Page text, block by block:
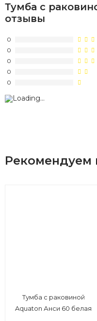
Тумба с
отзывы
0
0
0
0
0
Рекомендуем
Тумба с раковиной
Aquaton Анси 60 белая